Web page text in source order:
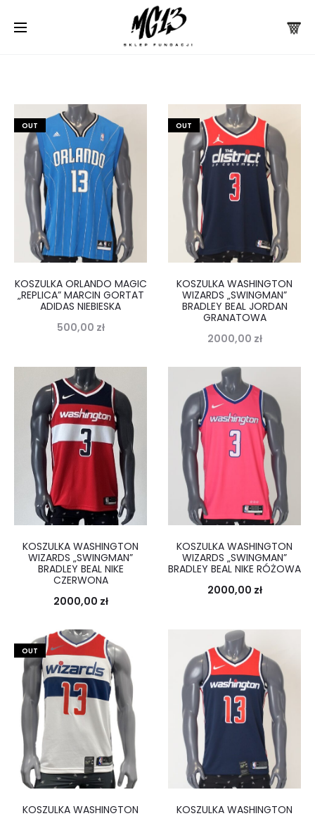
OUT
KOSZULKA ORLANDO MAGIC
„REPLICA” MARCIN GORTAT
ADIDAS NIEBIESKA
500,00 zł
OUT
KOSZULKA WASHINGTON
WIZARDS „SWINGMAN”
BRADLEY BEAL JORDAN
GRANATOWA
2000,00 zł
KOSZULKA WASHINGTON
WIZARDS „SWINGMAN”
BRADLEY BEAL NIKE
CZERWONA
2000,00 zł
KOSZULKA WASHINGTON
WIZARDS „SWINGMAN”
BRADLEY BEAL NIKE RÓŻOWA
2000,00 zł
OUT
KOSZULKA WASHINGTON
KOSZULKA WASHINGTON